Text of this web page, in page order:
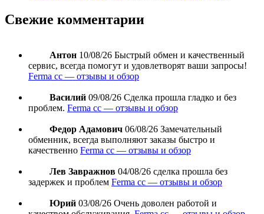
Свежие комментарии
Антон 10/08/26 Быстрый обмен и качественный
сервис, всегда помогут и удовлетворят ваши запросы!
Ferma cc — отзывы и обзор
Василий 09/08/26 Сделка прошла гладко и без
проблем. Ferma cc — отзывы и обзор
Федор Адамович 06/08/26 Замечательный
обменник, всегда выполняют заказы быстро и
качественно Ferma cc — отзывы и обзор
Лев Завражнов 04/08/26 сделка прошла без
задержек и проблем Ferma cc — отзывы и обзор
Юрий 03/08/26 Очень доволен работой и